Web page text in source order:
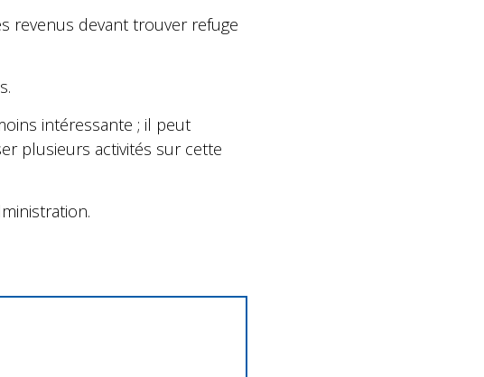
revenus devant trouver refuge
intéressante ; il peut
plusieurs activités sur cette